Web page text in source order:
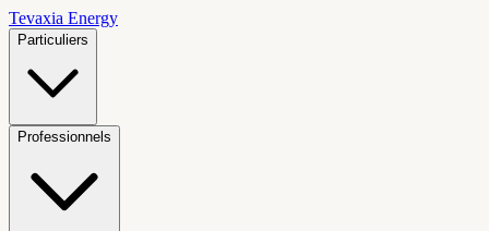
Tevaxia Energy
Particuliers
Professionnels